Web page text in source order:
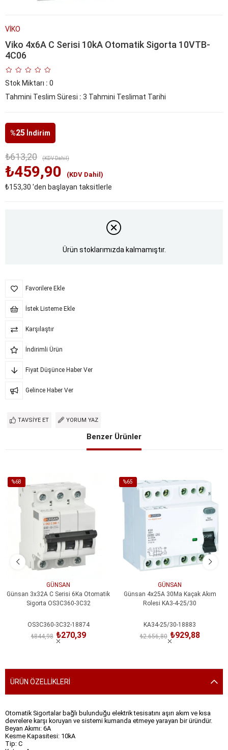
VİKO
Viko 4x6A C Serisi 10kA Otomatik Sigorta 10VTB-
4C06
Stok Miktarı : 0
Tahmini Teslim Süresi : 3 Tahmini Teslimat Tarihi
%25 İndirim
₺613,20 (KDV Dahil)
₺459,90 (KDV Dahil)
₺153,30 'den başlayan taksitlerle
Ürün stoklarımızda kalmamıştır.
Favorilere Ekle
İstek Listeme Ekle
Karşılaştır
İndirimli Ürün
Fiyat Düşünce Haber Ver
Gelince Haber Ver
TAVSIYE ET YORUM YAZ
Benzer Ürünler
%68
İndirim
%68İndirim
GÜNSAN
Günsan 3x32A C Serisi 6Ka Otomatik
Sigorta OS3C360-3C32
OS3C360-3C32-18874
₺270,39
₺844,98
%65
%65İndirim
GÜNSAN
Günsan 4x25A 30Ma Kaçak Akım
Rolesi KA3-4-25/30
KA34-25/30-18883
₺929,88
₺2.656,80
ÜRÜN ÖZELLIKLERI
Otomatik Sigortalar bağlı bulunduğu elektrik tesisatını aşırı akım ve kısa
devrelere karşı koruyan ve sistemi kumanda etmeye yarayan bir üründür.
Beyan Akımı: 6A
Kesme Kapasitesi: 10kA
Tip: C